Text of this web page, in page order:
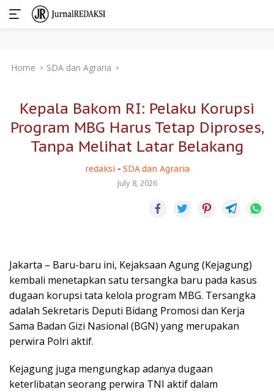
Home SDA dan Agraria
Kepala Bakom RI: Pelaku Korupsi
Program MBG Harus Tetap Diproses,
Tanpa Melihat Latar Belakang
redaksi - SDA dan Agraria
July 8, 2026
Jakarta – Baru-baru ini, Kejaksaan Agung (Kejagung)
kembali menetapkan satu tersangka baru pada kasus
dugaan korupsi tata kelola program MBG. Tersangka
adalah Sekretaris Deputi Bidang Promosi dan Kerja
Sama Badan Gizi Nasional (BGN) yang merupakan
perwira Polri aktif.
Kejagung juga mengungkap adanya dugaan
keterlibatan seorang perwira TNI aktif dalam